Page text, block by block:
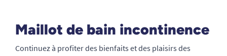
Maillot de bain incontinence
Continuez à profiter des bienfaits et des plaisirs des